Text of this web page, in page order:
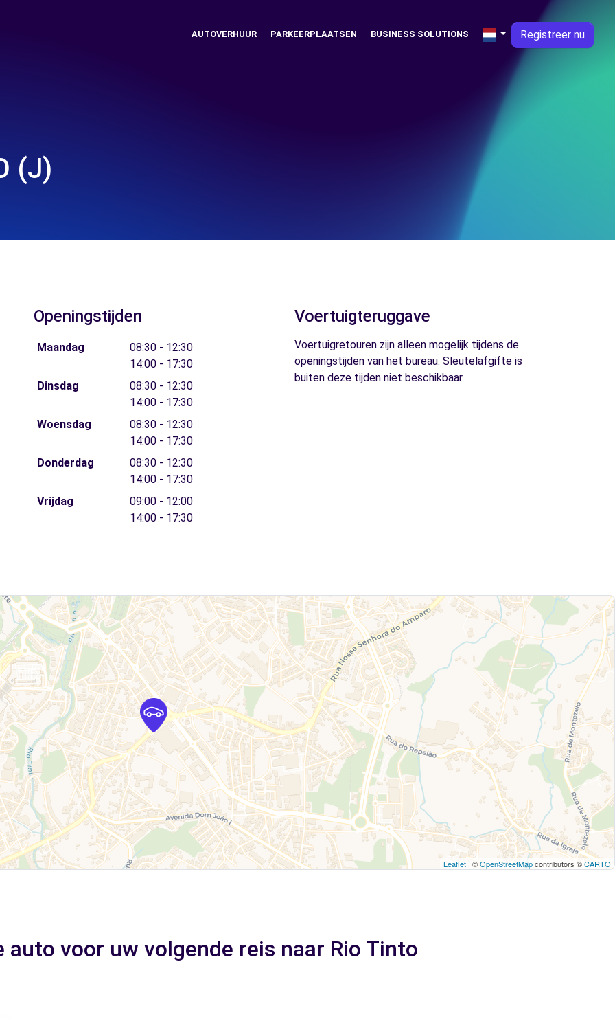
AUTOVERHUUR PARKEERPLAATSEN BUSINESS SOLUTIONS Registreer nu
(J)
Openingstijden
Maandag
08:30 - 12:30
14:00 - 17:30
Dinsdag
08:30 - 12:30
14:00 - 17:30
Woensdag
08:30 - 12:30
14:00 - 17:30
Donderdag
08:30 - 12:30
14:00 - 17:30
Vrijdag
09:00 - 12:00
14:00 - 17:30
Voertuigteruggave
Voertuigretouren zijn alleen mogelijk tijdens de
openingstijden van het bureau. Sleutelafgifte is
buiten deze tijden niet beschikbaar.
Leaflet | ©OpenStreetMapcontributors ©CARTO
auto voor uw volgende reis naar Rio Tinto